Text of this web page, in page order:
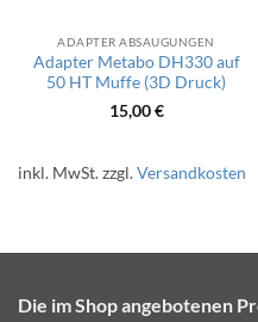
ADAPTER ABSAUGUNGEN
Adapter Metabo DH330 auf
50 HT Muffe (3D Druck)
15,00€
inkl. MwSt.zzgl.Versandkosten
Die im Shop angebotenen